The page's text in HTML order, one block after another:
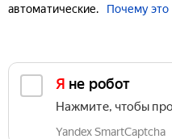
автоматические.
Почему это
Я не робот
Нажмите, чтобы
Yandex SmartCaptcha